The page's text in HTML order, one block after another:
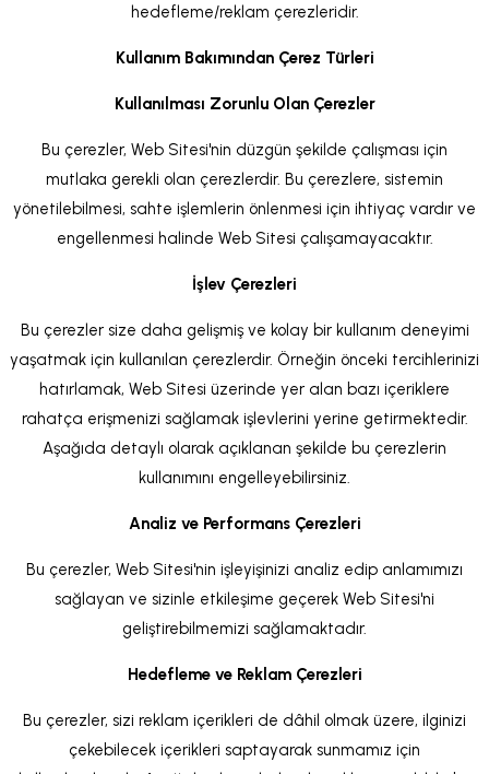
hedefleme/reklam çerezleridir.
Kullanım Bakımından Çerez Türleri
Kullanılması Zorunlu Olan Çerezler
Bu çerezler, Web Sitesi'nin düzgün şekilde çalışması için
mutlaka gerekli olan çerezlerdir. Bu çerezlere, sistemin
yönetilebilmesi, sahte işlemlerin önlenmesi için ihtiyaç vardır ve
engellenmesi halinde Web Sitesi çalışamayacaktır.
İşlev Çerezleri
Bu çerezler size daha gelişmiş ve kolay bir kullanım deneyimi
yaşatmak için kullanılan çerezlerdir. Örneğin önceki tercihlerinizi
hatırlamak, Web Sitesi üzerinde yer alan bazı içeriklere
rahatça erişmenizi sağlamak işlevlerini yerine getirmektedir.
Aşağıda detaylı olarak açıklanan şekilde bu çerezlerin
kullanımını engelleyebilirsiniz.
Analiz ve Performans Çerezleri
Bu çerezler, Web Sitesi'nin işleyişinizi analiz edip anlamımızı
sağlayan ve sizinle etkileşime geçerek Web Sitesi'ni
geliştirebilmemizi sağlamaktadır.
Hedefleme ve Reklam Çerezleri
Bu çerezler, sizi reklam içerikleri de dâhil olmak üzere, ilginizi
çekebilecek içerikleri saptayarak sunmamız için